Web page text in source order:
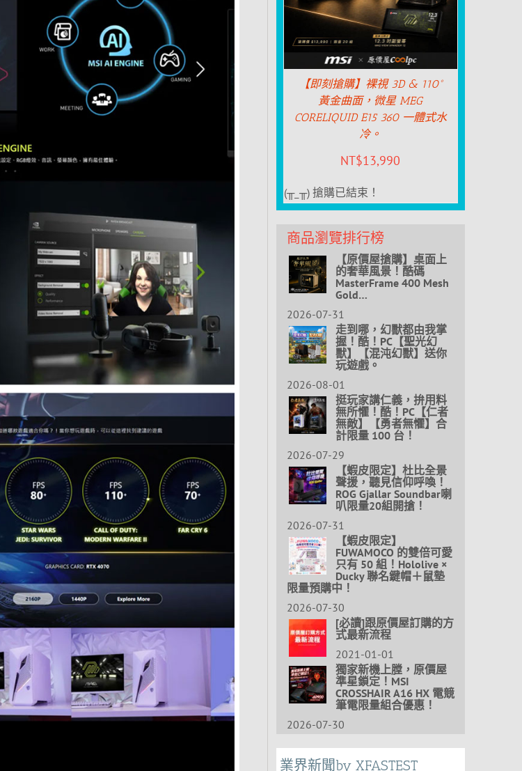
【即刻搶購】裸視 3D & 110°
黃金曲面，微星 MEG
CORELIQUID E15 360 一體式水
冷。
NT$13,990
(╥_╥) 搶購已結束！
商品瀏覽排行榜
【原價屋搶購】桌面上
的奢華風景！酷碼
MasterFrame 400 Mesh
Gold…
2026-07-31
走到哪，幻獸都由我掌
握！酷！PC【聖光幻
獸】【混沌幻獸】送你
玩遊戲。
2026-08-01
挺玩家講仁義，拚用料
無所懼！酷！PC【仁者
無敵】【勇者無懼】合
計限量 100 台！
2026-07-29
【蝦皮限定】杜比全景
聲援，聽見信仰呼喚！
ROG Gjallar Soundbar喇
叭限量20組開搶！
2026-07-31
【蝦皮限定】
FUWAMOCO 的雙倍可愛
只有 50 組！Hololive ×
Ducky 聯名鍵帽＋鼠墊
限量預購中！
2026-07-30
[必讀]跟原價屋訂購的方
式最新流程
2021-01-01
獨家新機上膛，原價屋
準星鎖定！MSI
CROSSHAIR A16 HX 電競
筆電限量組合優惠！
2026-07-30
業界新聞by XFASTEST